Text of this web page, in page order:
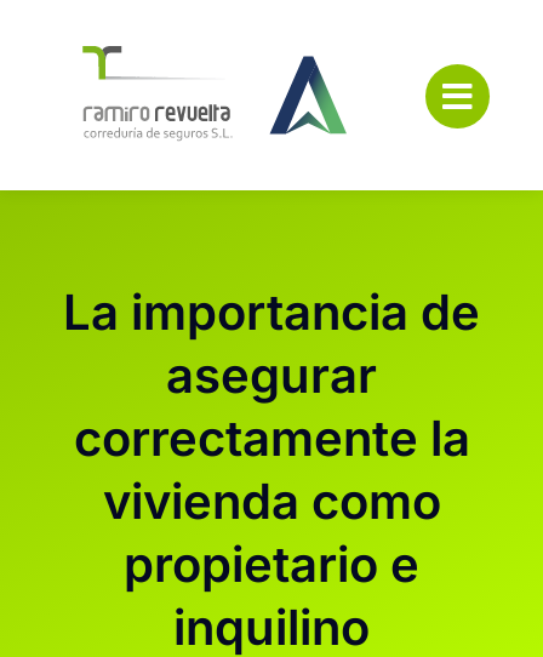
La importancia de
asegurar
correctamente la
vivienda como
propietario e
inquilino